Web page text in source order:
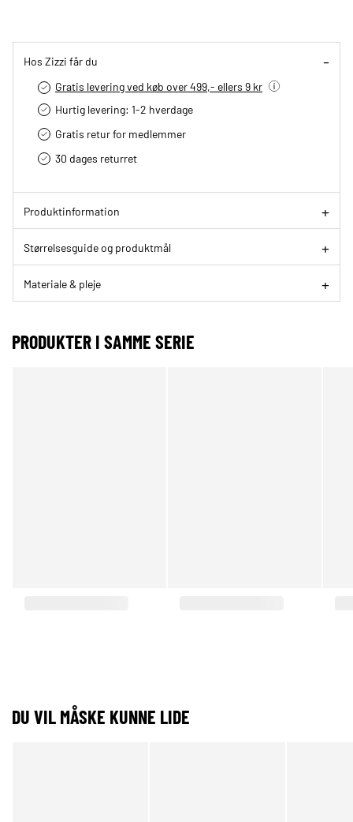
Hos Zizzi får du
Gratis levering ved køb over 499,- ellers 9 kr
Hurtig levering­: 1-2 hverdage
Gratis retur for medlemmer
30 dages returret
Produktinformation
Størrelsesguide og produktmål
Materiale & pleje
PRODUKTER I SAMME SERIE
DU VIL MÅSKE KUNNE LIDE